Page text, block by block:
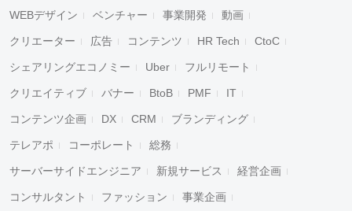
WEBデザイン ベンチャー 事業開発 動画
クリエーター 広告 コンテンツ HR Tech CtoC
シェアリングエコノミー Uber フルリモート
クリエイティブ バナー BtoB PMF IT
コンテンツ企画 DX CRM ブランディング
テレアポ コーポレート 総務
サーバーサイドエンジニア 新規サービス 経営企画
コンサルタント ファッション 事業企画